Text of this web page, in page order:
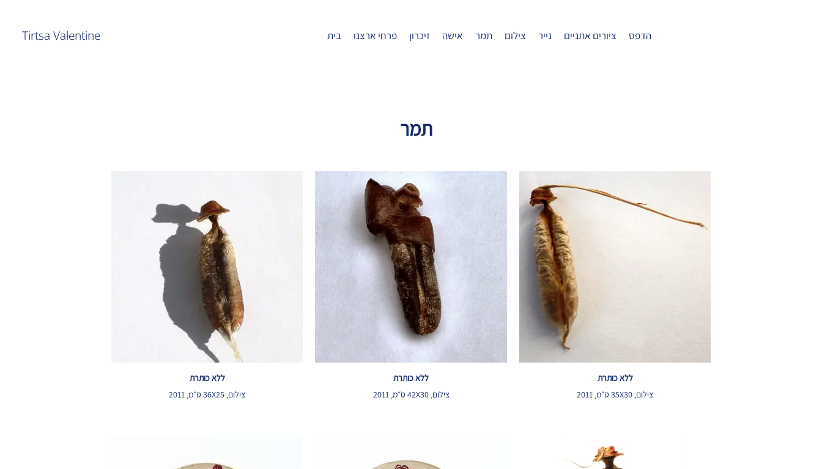
Tirtsa Valentine בית פרחי ארצנו זיכרון אישה תמר צילום נייר ציורים אתניים הדפס
תמר
ללא כותרת
צילום, 35X30 ס״מ, 2011
ללא כותרת
צילום, 42X30 ס״מ, 2011
ללא כותרת
צילום, 36X25 ס״מ, 2011